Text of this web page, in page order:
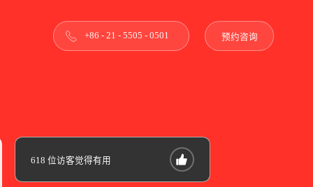
+86 - 21 - 5505 - 0501 预约咨询
618 位访客觉得有用